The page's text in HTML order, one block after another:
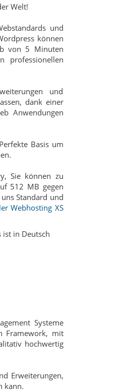
Welt!
und
können
von 5 Minuten
professionellen
und
dank einer
Anwendungen
Basis um
Sie können zu
512 MB gegen
Standard und
Webhosting XS
in Deutsch
Systeme
Framework, mit
hochwertig
Erweiterungen,
kann.